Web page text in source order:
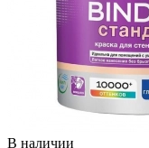
В наличии